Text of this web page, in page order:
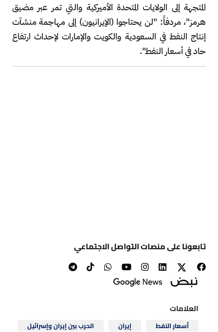
المتجهة إلى الولايات المتحدة الأميركية والتي تمر عبر مضيق
هرمز"، مردفاً: "لن يحتاجوا (الإيرانيون) إلى مهاجمة منشآت
إنتاج النفط في السعودية والكويت والإمارات لإحداث ارتفاع
حاد في أسعار النفط".
تابعونا على منصات التواصل الاجتماعي
العلامات
أسعار النفط إيران الحرب بين إيران وإسرائيل